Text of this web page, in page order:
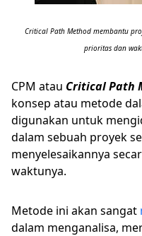
Critical Path Method membantu
prioritas dan
CPM atau Critical Path
konsep atau metode
digunakan untuk
dalam sebuah proyek
menyelesaikannya
waktunya.
Metode ini akan sangat
dalam menganalisa,